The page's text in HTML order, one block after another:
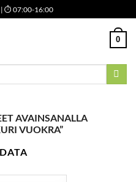
| ⏱ 07:00-16:00
0
AVAINSANALLA
VUOKRA”